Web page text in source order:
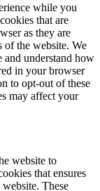
while you
that are
as they are
of the website. We
and understand how
in your browser
to opt-out of these
may affect your
website to
that ensures
These